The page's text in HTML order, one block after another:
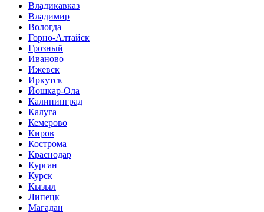
Владикавказ
Владимир
Вологда
Горно-Алтайск
Грозный
Иваново
Ижевск
Иркутск
Йошкар-Ола
Калининград
Калуга
Кемерово
Киров
Кострома
Краснодар
Курган
Курск
Кызыл
Липецк
Магадан